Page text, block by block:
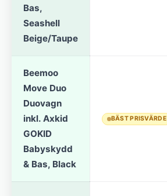
Bas,
Seashell
Beige/Taupe
Beemoo
Move Duo
Duovagn
inkl. Axkid
GOKID
Babyskydd
& Bas, Black
BÄST PRISVÄRDE